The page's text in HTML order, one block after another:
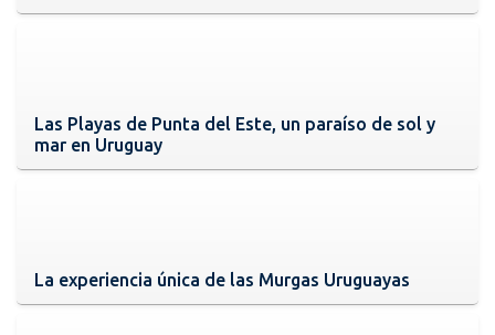
Las Playas de Punta del Este, un paraíso de sol y
mar en Uruguay
La experiencia única de las Murgas Uruguayas